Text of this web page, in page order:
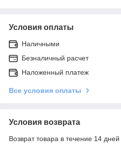
Условия оплаты
Наличными
Безналичный расчет
Наложенный платеж
Все условия оплаты
Условия возврата
Возврат товара в течение 14